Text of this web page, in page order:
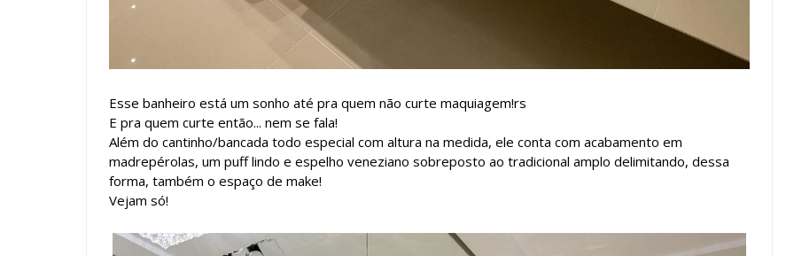
Esse banheiro está um sonho até pra quem não curte maquiagem!rs
E pra quem curte então... nem se fala!
Além do cantinho/bancada todo especial com altura na medida, ele conta com acabamento em
madrepérolas, um puff lindo e espelho veneziano sobreposto ao tradicional amplo delimitando, dessa
forma, também o espaço de make!
Vejam só!